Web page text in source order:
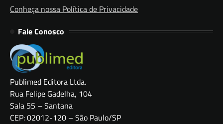
Conheça nossa Política de Privacidade
Fale Conosco
Publimed Editora Ltda.
Rua Felipe Gadelha, 104
Sala 55 – Santana
CEP: 02012-120 – São Paulo/SP